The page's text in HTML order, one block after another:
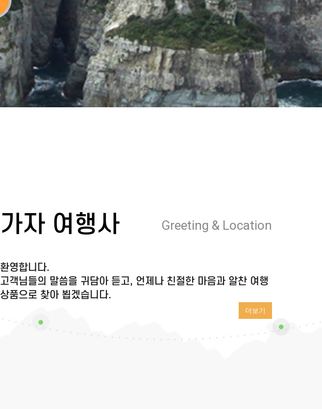
Greeting & Location
가자 여행사
환영합니다.
고객님들의 말씀을 귀담아 듣고, 언제나 친절한 마음과 알찬 여행
상품으로 찾아 뵙겠습니다.
더보기